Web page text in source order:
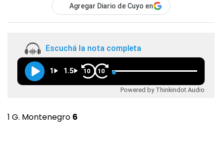
Agregar Diario de Cuyo en
Escuchá la nota completa
1 1.5 10 10
Powered by Thinkindot Audio
1 G. Montenegro 6